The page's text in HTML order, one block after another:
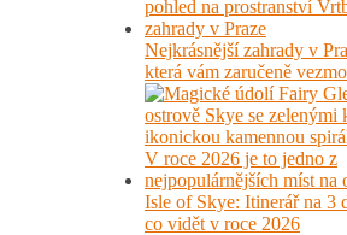
Nejkrásnější zahrady v
která vám zaručeně
Isle of Skye: Itinerář na 3
co vidět v roce 2026